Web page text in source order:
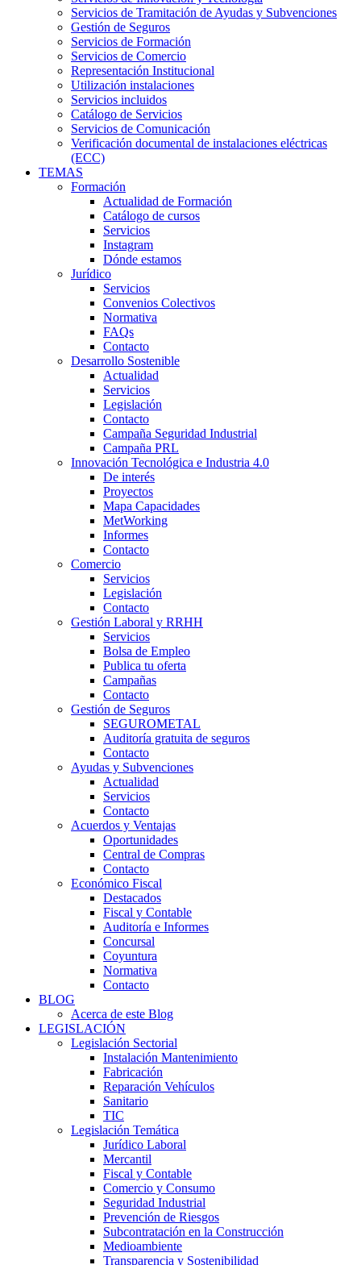
Servicios de Tramitación de Ayudas y Subvenciones
Gestión de Seguros
Servicios de Formación
Servicios de Comercio
Representación Institucional
Utilización instalaciones
Servicios incluidos
Catálogo de Servicios
Servicios de Comunicación
Verificación documental de instalaciones eléctricas
(ECC)
TEMAS
Formación
Actualidad de Formación
Catálogo de cursos
Servicios
Instagram
Dónde estamos
Jurídico
Servicios
Convenios Colectivos
Normativa
FAQs
Contacto
Desarrollo Sostenible
Actualidad
Servicios
Legislación
Contacto
Campaña Seguridad Industrial
Campaña PRL
Innovación Tecnológica e Industria 4.0
De interés
Proyectos
Mapa Capacidades
MetWorking
Informes
Contacto
Comercio
Servicios
Legislación
Contacto
Gestión Laboral y RRHH
Servicios
Bolsa de Empleo
Publica tu oferta
Campañas
Contacto
Gestión de Seguros
SEGUROMETAL
Auditoría gratuita de seguros
Contacto
Ayudas y Subvenciones
Actualidad
Servicios
Contacto
Acuerdos y Ventajas
Oportunidades
Central de Compras
Contacto
Económico Fiscal
Destacados
Fiscal y Contable
Auditoría e Informes
Concursal
Coyuntura
Normativa
Contacto
BLOG
Acerca de este Blog
LEGISLACIÓN
Legislación Sectorial
Instalación Mantenimiento
Fabricación
Reparación Vehículos
Sanitario
TIC
Legislación Temática
Jurídico Laboral
Mercantil
Fiscal y Contable
Comercio y Consumo
Seguridad Industrial
Prevención de Riesgos
Subcontratación en la Construcción
Medioambiente
Transparencia y Sostenibilidad